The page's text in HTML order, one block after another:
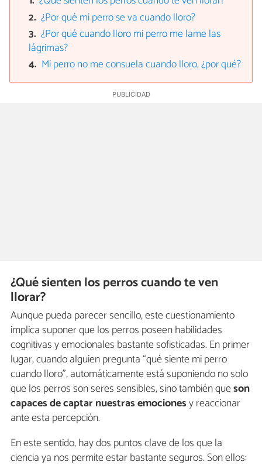
¿Por qué mi perro se va cuando lloro?
¿Por qué cuando lloro mi perro me lame las
lágrimas?
Mi perro no me consuela cuando lloro, ¿por qué?
¿Qué sienten los perros cuando te ven
llorar?
Aunque pueda parecer sencillo, este cuestionamiento
implica suponer que los perros poseen habilidades
cognitivas y emocionales bastante sofisticadas. En primer
lugar, cuando alguien pregunta “qué siente mi perro
cuando lloro”, automáticamente está suponiendo no solo
que los perros son seres sensibles, sino también queson
capaces de captar nuestras emocionesy reaccionar
ante esta percepción.
En este sentido, hay dos puntos clave de los que la
ciencia ya nos permite estar bastante seguros. Son ellos: